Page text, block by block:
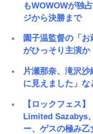
もWOWOWが独
ジから決勝まで
園子温監督の「
がひっそり主演か
片瀬那奈、滝沢
に見えました」な
【ロックフェス
Limited Sazabys
ー、ゲスの極み